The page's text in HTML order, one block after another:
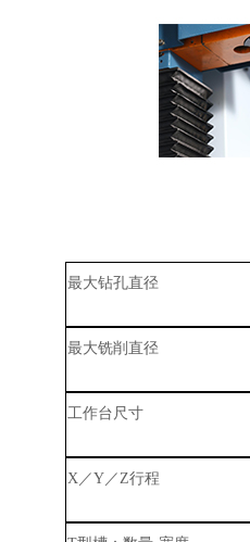
最大钻孔直径
最大铣削直径
工作台尺寸
X／Y／Z行程